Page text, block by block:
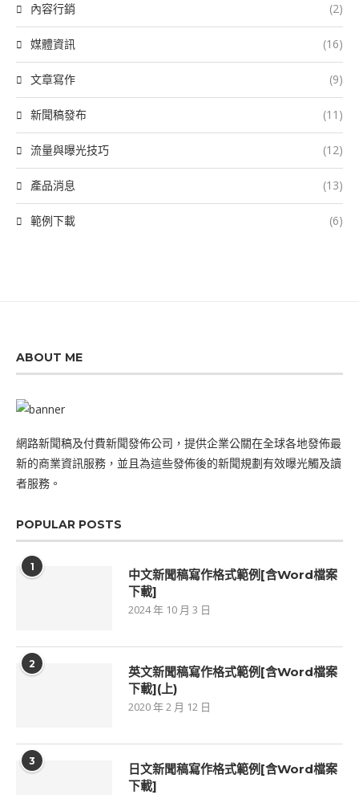
內容行銷 (2)
媒體資訊 (16)
文章寫作 (9)
新聞稿發布 (11)
流量與曝光技巧 (12)
產品消息 (13)
範例下載 (6)
ABOUT ME
網路新聞稿及付費新聞發佈公司，提供企業公關在全球各地發佈最
新的商業資訊服務，並且為這些發佈後的新聞規劃有效曝光觸及讀
者服務。
POPULAR POSTS
1
中文新聞稿寫作格式範例[含Word檔案
下載]
2024 年 10 月 3 日
2
英文新聞稿寫作格式範例[含Word檔案
下載](上)
2020 年 2 月 12 日
3
日文新聞稿寫作格式範例[含Word檔案
下載]